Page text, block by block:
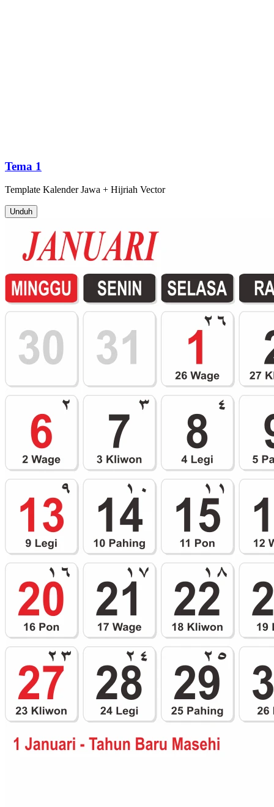
Tema 1
Template Kalender Jawa + Hijriah Vector
Unduh